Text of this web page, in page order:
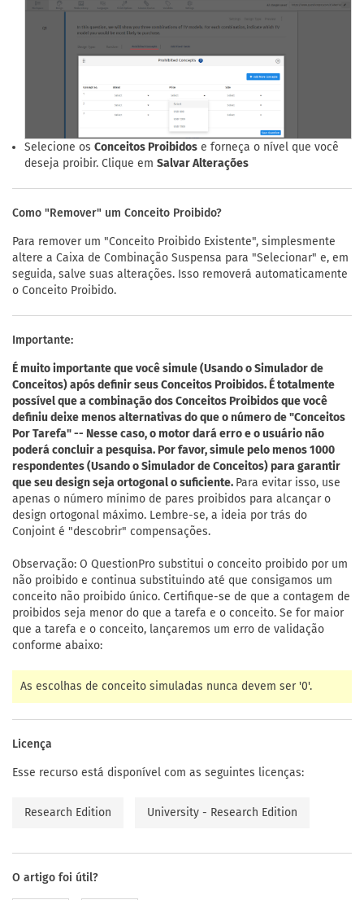
Selecione os Conceitos Proibidos e forneça o nível que você
deseja proibir. Clique em Salvar Alterações
Como "Remover" um Conceito Proibido?
Para remover um "Conceito Proibido Existente", simplesmente
altere a Caixa de Combinação Suspensa para "Selecionar" e, em
seguida, salve suas alterações. Isso removerá automaticamente
o Conceito Proibido.
Importante:
É muito importante que você simule (Usando o Simulador de
Conceitos) após definir seus Conceitos Proibidos. É totalmente
possível que a combinação dos Conceitos Proibidos que você
definiu deixe menos alternativas do que o número de "Conceitos
Por Tarefa" -- Nesse caso, o motor dará erro e o usuário não
poderá concluir a pesquisa. Por favor, simule pelo menos 1000
respondentes (Usando o Simulador de Conceitos) para garantir
que seu design seja ortogonal o suficiente. Para evitar isso, use
apenas o número mínimo de pares proibidos para alcançar o
design ortogonal máximo. Lembre-se, a ideia por trás do
Conjoint é "descobrir" compensações.
Observação: O QuestionPro substitui o conceito proibido por um
não proibido e continua substituindo até que consigamos um
conceito não proibido único. Certifique-se de que a contagem de
proibidos seja menor do que a tarefa e o conceito. Se for maior
que a tarefa e o conceito, lançaremos um erro de validação
conforme abaixo:
As escolhas de conceito simuladas nunca devem ser '0'.
Licença
Esse recurso está disponível com as seguintes licenças:
Research Edition University - Research Edition
O artigo foi útil?